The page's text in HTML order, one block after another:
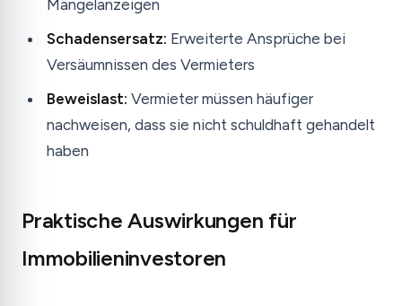
Mängelanzeigen
Schadensersatz: Erweiterte Ansprüche bei
Versäumnissen des Vermieters
Beweislast: Vermieter müssen häufiger
nachweisen, dass sie nicht schuldhaft gehandelt
haben
Praktische Auswirkungen für
Immobilieninvestoren